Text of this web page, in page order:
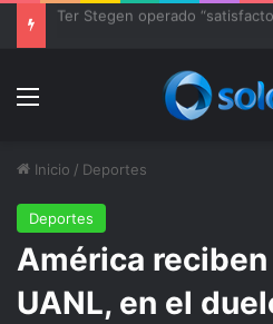
Menu
Inicio / Deportes
Deportes
América
UANL, en el